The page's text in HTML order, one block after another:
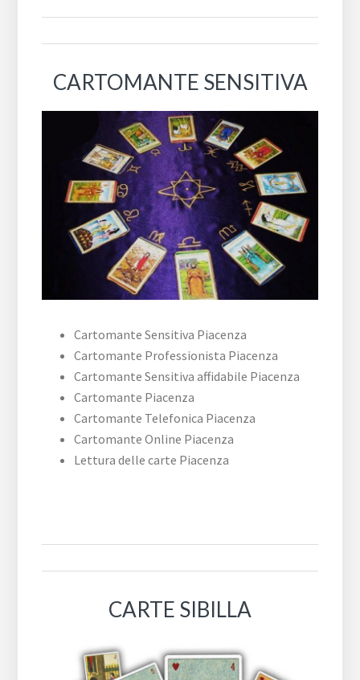
CARTOMANTE SENSITIVA
Cartomante Sensitiva Piacenza
Cartomante Professionista Piacenza
Cartomante Sensitiva affidabile Piacenza
Cartomante Piacenza
Cartomante Telefonica Piacenza
Cartomante Online Piacenza
Lettura delle carte Piacenza
CARTE SIBILLA